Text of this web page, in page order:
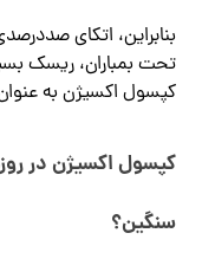
بنابراین، اتکای
تحت بمباران، ریسک
کپسول اکسیژن به
کپسول اکسیژن در
سنگین؟